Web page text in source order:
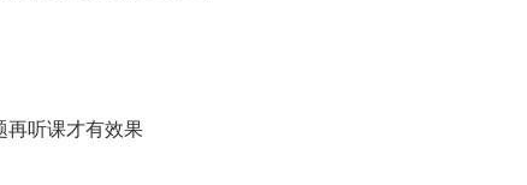
再听课才有效果